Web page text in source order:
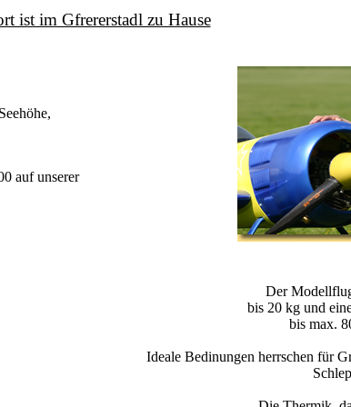
ist im Gfrererstadl zu Hause
auf unserer
Der
bis 20 kg und
bis max.
Ideale Bedinungen herrschen für